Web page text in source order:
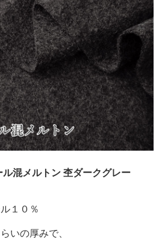
ル混メルトン 杢ダークグレー
１０％
いの厚みで、